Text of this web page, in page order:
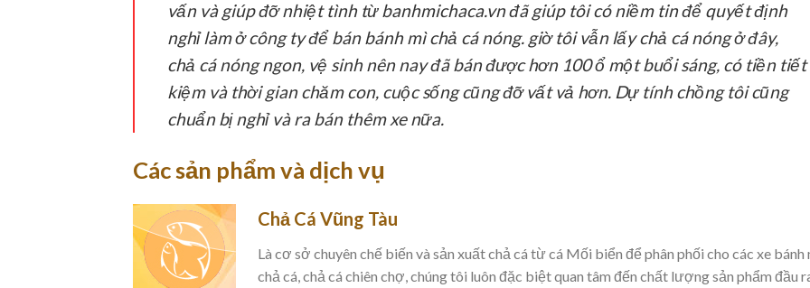
vấn và giúp đỡ nhiệt tình từ banhmichaca.vn đã giúp tôi có niềm tin để quyết định
nghỉ làm ở công ty để bán bánh mì chả cá nóng. giờ tôi vẫn lấy chả cá nóng ở đây,
chả cá nóng ngon, vệ sinh nên nay đã bán được hơn 100 ổ một buổi sáng, có tiền tiết
kiệm và thời gian chăm con, cuộc sống cũng đỡ vất vả hơn. Dự tính chồng tôi cũng
chuẩn bị nghỉ và ra bán thêm xe nữa.
Các sản phẩm và dịch vụ
Chả Cá Vũng Tàu
Là cơ sở chuyên chế biến và sản xuất chả cá từ cá Mối biển để phân phối cho các xe bánh
chả cá, chả cá chiên chợ, chúng tôi luôn đặc biệt quan tâm đến chất lượng sản phẩm đầu